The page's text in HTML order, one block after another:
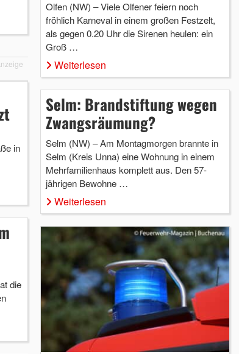
Olfen (NW) – Viele Olfener feiern noch
fröhlich Karneval in einem großen Festzelt,
als gegen 0.20 Uhr die Sirenen heulen: ein
Groß …
Weiterlesen
in
Selm: Brandstiftung wegen
Zwangsräumung?
Selm (NW) – Am Montagmorgen brannte in
Selm (Kreis Unna) eine Wohnung in einem
Mehrfamilienhaus komplett aus. Den 57-
jährigen Bewohne …
Weiterlesen
die